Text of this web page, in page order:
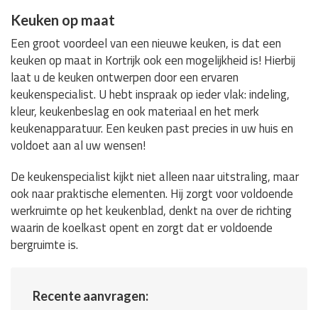
Keuken op maat
Een groot voordeel van een nieuwe keuken, is dat een
keuken op maat in Kortrijk ook een mogelijkheid is! Hierbij
laat u de keuken ontwerpen door een ervaren
keukenspecialist. U hebt inspraak op ieder vlak: indeling,
kleur, keukenbeslag en ook materiaal en het merk
keukenapparatuur. Een keuken past precies in uw huis en
voldoet aan al uw wensen!
De keukenspecialist kijkt niet alleen naar uitstraling, maar
ook naar praktische elementen. Hij zorgt voor voldoende
werkruimte op het keukenblad, denkt na over de richting
waarin de koelkast opent en zorgt dat er voldoende
bergruimte is.
Recente aanvragen: